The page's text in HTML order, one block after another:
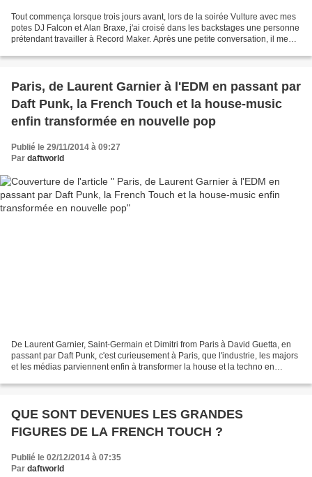
Tout commença lorsque trois jours avant, lors de la soirée Vulture avec mes
potes DJ Falcon et Alan Braxe, j'ai croisé dans les backstages une personne
prétendant travailler à Record Maker. Après une petite conversation, il me
Paris, de Laurent Garnier à l'EDM en passant par
Daft Punk, la French Touch et la house-music
enfin transformée en nouvelle pop
Publié le 29/11/2014 à 09:27
Par daftworld
De Laurent Garnier, Saint-Germain et Dimitri from Paris à David Guetta, en
passant par Daft Punk, c'est curieusement à Paris, que l'industrie, les majors
et les médias parviennent enfin à transformer la house et la techno en
QUE SONT DEVENUES LES GRANDES
FIGURES DE LA FRENCH TOUCH ?
Publié le 02/12/2014 à 07:35
Par daftworld